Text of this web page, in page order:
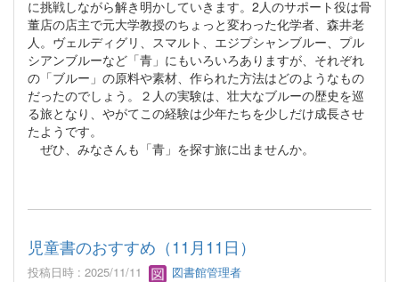
に挑戦しながら解き明かしていきます。2人のサポート役は骨
董店の店主で元大学教授のちょっと変わった化学者、森井老
人。ヴェルディグリ、スマルト、エジプシャンブルー、プル
シアンブルーなど「青」にもいろいろありますが、それぞれ
の「ブルー」の原料や素材、作られた方法はどのようなもの
だったのでしょう。２人の実験は、壮大なブルーの歴史を巡
る旅となり、やがてこの経験は少年たちを少しだけ成長させ
たようです。
ぜひ、みなさんも「青」を探す旅に出ませんか。
児童書のおすすめ（11月11日）
投稿日時 : 2025/11/11 図書館管理者